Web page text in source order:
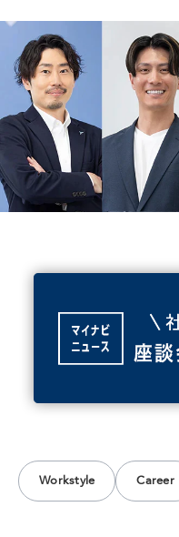
Workstyle Career